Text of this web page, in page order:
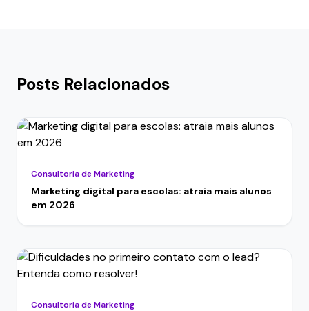
Posts Relacionados
Consultoria de Marketing
Marketing digital para escolas: atraia mais alunos
em 2026
Consultoria de Marketing